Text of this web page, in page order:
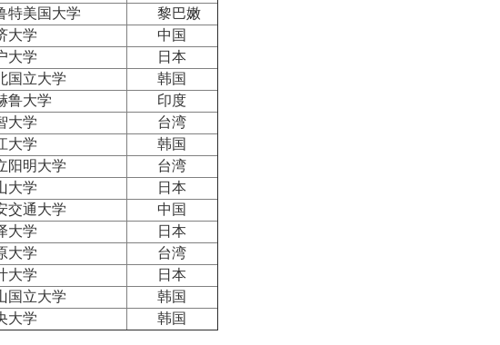
美国大学
黎巴嫩
学
中国
学
日本
立大学
韩国
大学
印度
学
台湾
学
韩国
明大学
台湾
学
日本
通大学
中国
学
日本
学
台湾
学
日本
立大学
韩国
学 韩国